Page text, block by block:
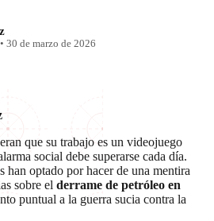
• 30 de marzo de 2026
que su trabajo es un videojuego
social debe superarse cada día.
han optado por hacer de una mentira
sobre el derrame de petróleo en
puntual a la guerra sucia contra la